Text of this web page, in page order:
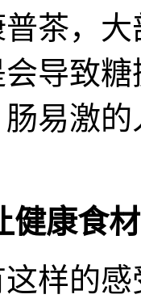
茶，
导致
易激
健康食
的感